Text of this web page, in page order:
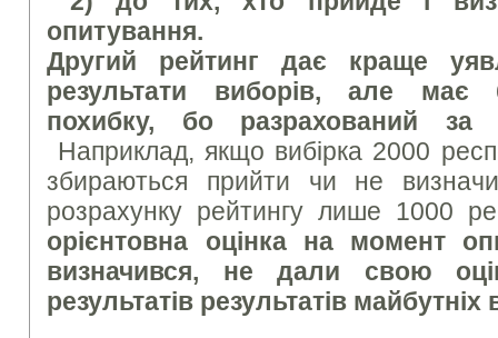
опитування.
Другий рейтинг дає краще
результати виборів, але має
похибку, бо разрахований
Наприклад, якщо вибірка 2000
збираються прийти чи не
розрахунку рейтингу лише 1000
орієнтовна оцінка на момент
визначився, не дали свою
результатів результатів майбутніх